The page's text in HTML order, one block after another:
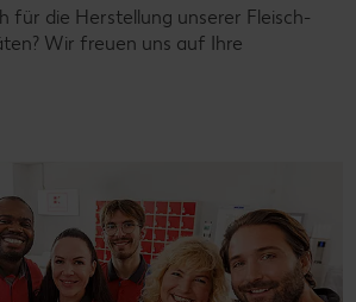
für die Herstellung unserer Fleisch-
Wir freuen uns auf Ihre